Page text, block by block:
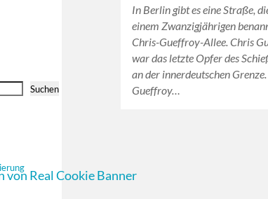
Suchen
In Berlin gibt es eine Straße,
einem Zwanzigjährigen
Chris-Gueffroy-Allee. Chris
war das letzte Opfer des
an der innerdeutschen
Gueffroy…
von Real Cookie Banner